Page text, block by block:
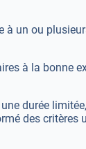
à un ou
à la bonne
durée
des critères